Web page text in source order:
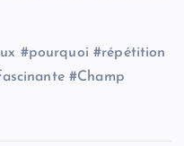
#pourquoi #répétition
#Champ